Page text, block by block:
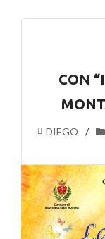
CON
DIEGO